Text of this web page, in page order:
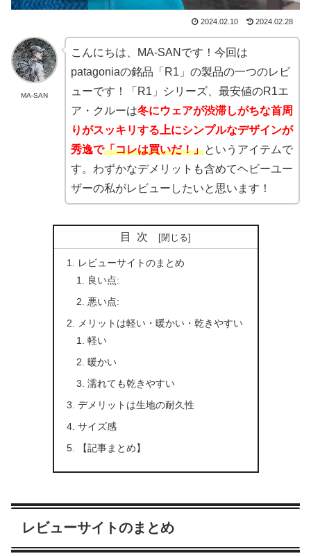
2024.02.10 2024.02.28
MA-SAN
こんにちは、MA-SANです！今回は
patagoniaの銘品「R1」の製品の一つのレビ
ューです！「R1」シリーズ、最安値のR1エ
ア・クルーは冬にウェアが渋滞しがちな首周
りがスッキリする上にシンプルなデザインが
秀逸で「コレは買いだ！」というアイテムで
す。わずかなデメリットも含めてヘビーユー
ザーの私がレビューしたいと思います！
目次
レビューサイトのまとめ
良い点:
悪い点:
メリットは軽い・暖かい・乾きやすい
軽い
暖かい
濡れても乾きやすい
デメリットは生地の耐久性
サイズ感
【記事まとめ】
レビューサイトのまとめ